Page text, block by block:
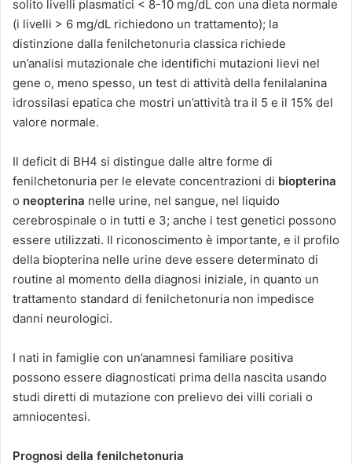
solito livelli plasmatici < 8-10 mg/dL con una dieta normale
(i livelli > 6 mg/dL richiedono un trattamento); la
distinzione dalla fenilchetonuria classica richiede
un’analisi mutazionale che identifichi mutazioni lievi nel
gene o, meno spesso, un test di attività della fenilalanina
idrossilasi epatica che mostri un’attività tra il 5 e il 15% del
valore normale.
Il deficit di BH4 si distingue dalle altre forme di
fenilchetonuria per le elevate concentrazioni di biopterina
o neopterina nelle urine, nel sangue, nel liquido
cerebrospinale o in tutti e 3; anche i test genetici possono
essere utilizzati. Il riconoscimento è importante, e il profilo
della biopterina nelle urine deve essere determinato di
routine al momento della diagnosi iniziale, in quanto un
trattamento standard di fenilchetonuria non impedisce
danni neurologici.
I nati in famiglie con un’anamnesi familiare positiva
possono essere diagnosticati prima della nascita usando
studi diretti di mutazione con prelievo dei villi coriali o
amniocentesi.
Prognosi della fenilchetonuria